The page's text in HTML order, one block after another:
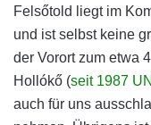
Felsőtold liegt im
und ist selbst keine
der Vorort zum etwa
Hollókő (seit 1987
auch für uns